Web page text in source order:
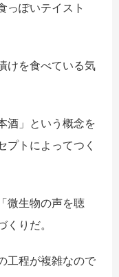
っぽいテイスト
けを食べている気
酒」という概念を
プトによってつく
微生物の声を聴
りだ。
工程が複雑なので